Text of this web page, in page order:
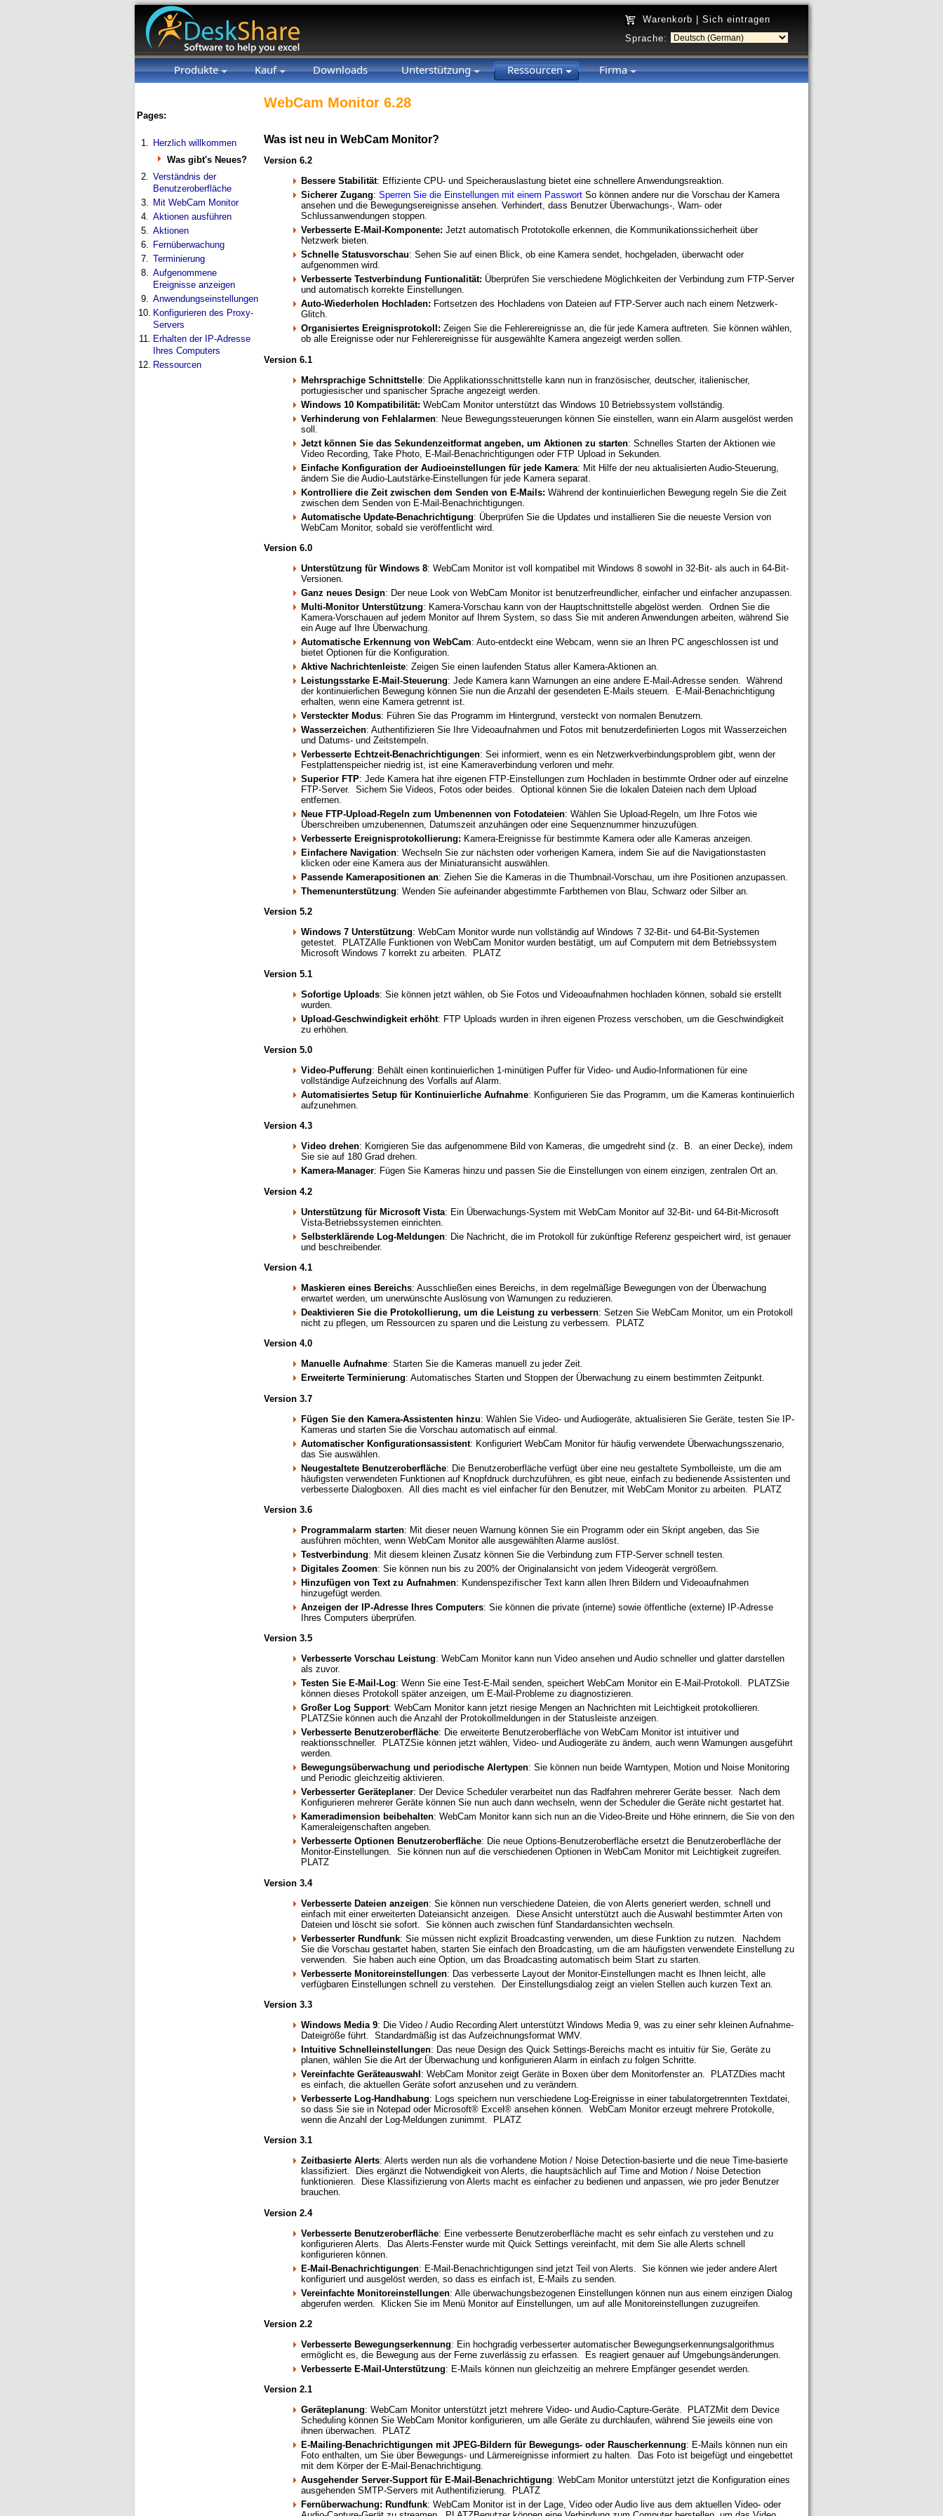
Warenkorb
Sich eintragen
Sprache:
Produkte Kauf Downloads Unterstützung Ressourcen Firma
Pages:
1. Herzlich willkommen
Was gibt's Neues?
2. Verständnis der
Benutzeroberfläche
3. Mit WebCam Monitor
4. Aktionen ausführen
5. Aktionen
6. Fernüberwachung
7. Terminierung
8. Aufgenommene
Ereignisse anzeigen
9. Anwendungseinstellungen
10. Konfigurieren des Proxy-
Servers
11. Erhalten der IP-Adresse
Ihres Computers
12. Ressourcen
WebCam Monitor 6.28
Was ist neu in WebCam Monitor?
Version 6.2
Bessere Stabilität: Effiziente CPU- und Speicherauslastung bietet eine schnellere Anwendungsreaktion.
Sicherer Zugang: Sperren Sie die Einstellungen mit einem Passwort So können andere nur die Vorschau der Kamera
ansehen und die Bewegungsereignisse ansehen. Verhindert, dass Benutzer Überwachungs-, Warn- oder
Schlussanwendungen stoppen.
Verbesserte E-Mail-Komponente: Jetzt automatisch Prototokolle erkennen, die Kommunikationssicherheit über
Netzwerk bieten.
Schnelle Statusvorschau: Sehen Sie auf einen Blick, ob eine Kamera sendet, hochgeladen, überwacht oder
aufgenommen wird.
Verbesserte Testverbindung Funtionalität: Überprüfen Sie verschiedene Möglichkeiten der Verbindung zum FTP-Server
und automatisch korrekte Einstellungen.
Auto-Wiederholen Hochladen: Fortsetzen des Hochladens von Dateien auf FTP-Server auch nach einem Netzwerk-
Glitch.
Organisiertes Ereignisprotokoll: Zeigen Sie die Fehlerereignisse an, die für jede Kamera auftreten. Sie können wählen,
ob alle Ereignisse oder nur Fehlerereignisse für ausgewählte Kamera angezeigt werden sollen.
Version 6.1
Mehrsprachige Schnittstelle: Die Applikationsschnittstelle kann nun in französischer, deutscher, italienischer,
portugiesischer und spanischer Sprache angezeigt werden.
Windows 10 Kompatibilität: WebCam Monitor unterstützt das Windows 10 Betriebssystem vollständig.
Verhinderung von Fehlalarmen: Neue Bewegungssteuerungen können Sie einstellen, wann ein Alarm ausgelöst werden
soll.
Jetzt können Sie das Sekundenzeitformat angeben, um Aktionen zu starten: Schnelles Starten der Aktionen wie
Video Recording, Take Photo, E-Mail-Benachrichtigungen oder FTP Upload in Sekunden.
Einfache Konfiguration der Audioeinstellungen für jede Kamera: Mit Hilfe der neu aktualisierten Audio-Steuerung,
ändern Sie die Audio-Lautstärke-Einstellungen für jede Kamera separat.
Kontrolliere die Zeit zwischen dem Senden von E-Mails: Während der kontinuierlichen Bewegung regeln Sie die Zeit
zwischen dem Senden von E-Mail-Benachrichtigungen.
Automatische Update-Benachrichtigung: Überprüfen Sie die Updates und installieren Sie die neueste Version von
WebCam Monitor, sobald sie veröffentlicht wird.
Version 6.0
Unterstützung für Windows 8: WebCam Monitor ist voll kompatibel mit Windows 8 sowohl in 32-Bit- als auch in 64-Bit-
Versionen.
Ganz neues Design: Der neue Look von WebCam Monitor ist benutzerfreundlicher, einfacher und einfacher anzupassen.
Multi-Monitor Unterstützung: Kamera-Vorschau kann von der Hauptschnittstelle abgelöst werden. Ordnen Sie die
Kamera-Vorschauen auf jedem Monitor auf Ihrem System, so dass Sie mit anderen Anwendungen arbeiten, während Sie
ein Auge auf Ihre Überwachung.
Automatische Erkennung von WebCam: Auto-entdeckt eine Webcam, wenn sie an Ihren PC angeschlossen ist und
bietet Optionen für die Konfiguration.
Aktive Nachrichtenleiste: Zeigen Sie einen laufenden Status aller Kamera-Aktionen an.
Leistungsstarke E-Mail-Steuerung: Jede Kamera kann Warnungen an eine andere E-Mail-Adresse senden. Während
der kontinuierlichen Bewegung können Sie nun die Anzahl der gesendeten E-Mails steuern. E-Mail-Benachrichtigung
erhalten, wenn eine Kamera getrennt ist.
Versteckter Modus: Führen Sie das Programm im Hintergrund, versteckt von normalen Benutzern.
Wasserzeichen: Authentifizieren Sie Ihre Videoaufnahmen und Fotos mit benutzerdefinierten Logos mit Wasserzeichen
und Datums- und Zeitstempeln.
Verbesserte Echtzeit-Benachrichtigungen: Sei informiert, wenn es ein Netzwerkverbindungsproblem gibt, wenn der
Festplattenspeicher niedrig ist, ist eine Kameraverbindung verloren und mehr.
Superior FTP: Jede Kamera hat ihre eigenen FTP-Einstellungen zum Hochladen in bestimmte Ordner oder auf einzelne
FTP-Server. Sichern Sie Videos, Fotos oder beides. Optional können Sie die lokalen Dateien nach dem Upload
entfernen.
Neue FTP-Upload-Regeln zum Umbenennen von Fotodateien: Wählen Sie Upload-Regeln, um Ihre Fotos wie
Überschreiben umzubenennen, Datumszeit anzuhängen oder eine Sequenznummer hinzuzufügen.
Verbesserte Ereignisprotokollierung: Kamera-Ereignisse für bestimmte Kamera oder alle Kameras anzeigen.
Einfachere Navigation: Wechseln Sie zur nächsten oder vorherigen Kamera, indem Sie auf die Navigationstasten
klicken oder eine Kamera aus der Miniaturansicht auswählen.
Passende Kamerapositionen an: Ziehen Sie die Kameras in die Thumbnail-Vorschau, um ihre Positionen anzupassen.
Themenunterstützung: Wenden Sie aufeinander abgestimmte Farbthemen von Blau, Schwarz oder Silber an.
Version 5.2
Windows 7 Unterstützung: WebCam Monitor wurde nun vollständig auf Windows 7 32-Bit- und 64-Bit-Systemen
getestet. PLATZAlle Funktionen von WebCam Monitor wurden bestätigt, um auf Computern mit dem Betriebssystem
Microsoft Windows 7 korrekt zu arbeiten. PLATZ
Version 5.1
Sofortige Uploads: Sie können jetzt wählen, ob Sie Fotos und Videoaufnahmen hochladen können, sobald sie erstellt
wurden.
Upload-Geschwindigkeit erhöht: FTP Uploads wurden in ihren eigenen Prozess verschoben, um die Geschwindigkeit
zu erhöhen.
Version 5.0
Video-Pufferung: Behält einen kontinuierlichen 1-minütigen Puffer für Video- und Audio-Informationen für eine
vollständige Aufzeichnung des Vorfalls auf Alarm.
Automatisiertes Setup für Kontinuierliche Aufnahme: Konfigurieren Sie das Programm, um die Kameras kontinuierlich
aufzunehmen.
Version 4.3
Video drehen: Korrigieren Sie das aufgenommene Bild von Kameras, die umgedreht sind (z. B. an einer Decke), indem
Sie sie auf 180 Grad drehen.
Kamera-Manager: Fügen Sie Kameras hinzu und passen Sie die Einstellungen von einem einzigen, zentralen Ort an.
Version 4.2
Unterstützung für Microsoft Vista: Ein Überwachungs-System mit WebCam Monitor auf 32-Bit- und 64-Bit-Microsoft
Vista-Betriebssystemen einrichten.
Selbsterklärende Log-Meldungen: Die Nachricht, die im Protokoll für zukünftige Referenz gespeichert wird, ist genauer
und beschreibender.
Version 4.1
Maskieren eines Bereichs: Ausschließen eines Bereichs, in dem regelmäßige Bewegungen von der Überwachung
erwartet werden, um unerwünschte Auslösung von Warnungen zu reduzieren.
Deaktivieren Sie die Protokollierung, um die Leistung zu verbessern: Setzen Sie WebCam Monitor, um ein Protokoll
nicht zu pflegen, um Ressourcen zu sparen und die Leistung zu verbessern. PLATZ
Version 4.0
Manuelle Aufnahme: Starten Sie die Kameras manuell zu jeder Zeit.
Erweiterte Terminierung: Automatisches Starten und Stoppen der Überwachung zu einem bestimmten Zeitpunkt.
Version 3.7
Fügen Sie den Kamera-Assistenten hinzu: Wählen Sie Video- und Audiogeräte, aktualisieren Sie Geräte, testen Sie IP-
Kameras und starten Sie die Vorschau automatisch auf einmal.
Automatischer Konfigurationsassistent: Konfiguriert WebCam Monitor für häufig verwendete Überwachungsszenario,
das Sie auswählen.
Neugestaltete Benutzeroberfläche: Die Benutzeroberfläche verfügt über eine neu gestaltete Symbolleiste, um die am
häufigsten verwendeten Funktionen auf Knopfdruck durchzuführen, es gibt neue, einfach zu bedienende Assistenten und
verbesserte Dialogboxen. All dies macht es viel einfacher für den Benutzer, mit WebCam Monitor zu arbeiten. PLATZ
Version 3.6
Programmalarm starten: Mit dieser neuen Warnung können Sie ein Programm oder ein Skript angeben, das Sie
ausführen möchten, wenn WebCam Monitor alle ausgewählten Alarme auslöst.
Testverbindung: Mit diesem kleinen Zusatz können Sie die Verbindung zum FTP-Server schnell testen.
Digitales Zoomen: Sie können nun bis zu 200% der Originalansicht von jedem Videogerät vergrößern.
Hinzufügen von Text zu Aufnahmen: Kundenspezifischer Text kann allen Ihren Bildern und Videoaufnahmen
hinzugefügt werden.
Anzeigen der IP-Adresse Ihres Computers: Sie können die private (interne) sowie öffentliche (externe) IP-Adresse
Ihres Computers überprüfen.
Version 3.5
Verbesserte Vorschau Leistung: WebCam Monitor kann nun Video ansehen und Audio schneller und glatter darstellen
als zuvor.
Testen Sie E-Mail-Log: Wenn Sie eine Test-E-Mail senden, speichert WebCam Monitor ein E-Mail-Protokoll. PLATZSie
können dieses Protokoll später anzeigen, um E-Mail-Probleme zu diagnostizieren.
Großer Log Support: WebCam Monitor kann jetzt riesige Mengen an Nachrichten mit Leichtigkeit protokollieren.
PLATZSie können auch die Anzahl der Protokollmeldungen in der Statusleiste anzeigen.
Verbesserte Benutzeroberfläche: Die erweiterte Benutzeroberfläche von WebCam Monitor ist intuitiver und
reaktionsschneller. PLATZSie können jetzt wählen, Video- und Audiogeräte zu ändern, auch wenn Warnungen ausgeführt
werden.
Bewegungsüberwachung und periodische Alertypen: Sie können nun beide Warntypen, Motion und Noise Monitoring
und Periodic gleichzeitig aktivieren.
Verbesserter Geräteplaner: Der Device Scheduler verarbeitet nun das Radfahren mehrerer Geräte besser. Nach dem
Konfigurieren mehrerer Geräte können Sie nun auch dann wechseln, wenn der Scheduler die Geräte nicht gestartet hat.
Kameradimension beibehalten: WebCam Monitor kann sich nun an die Video-Breite und Höhe erinnern, die Sie von den
Kameraleigenschaften angeben.
Verbesserte Optionen Benutzeroberfläche: Die neue Options-Benutzeroberfläche ersetzt die Benutzeroberfläche der
Monitor-Einstellungen. Sie können nun auf die verschiedenen Optionen in WebCam Monitor mit Leichtigkeit zugreifen.
PLATZ
Version 3.4
Verbesserte Dateien anzeigen: Sie können nun verschiedene Dateien, die von Alerts generiert werden, schnell und
einfach mit einer erweiterten Dateiansicht anzeigen. Diese Ansicht unterstützt auch die Auswahl bestimmter Arten von
Dateien und löscht sie sofort. Sie können auch zwischen fünf Standardansichten wechseln.
Verbesserter Rundfunk: Sie müssen nicht explizit Broadcasting verwenden, um diese Funktion zu nutzen. Nachdem
Sie die Vorschau gestartet haben, starten Sie einfach den Broadcasting, um die am häufigsten verwendete Einstellung zu
verwenden. Sie haben auch eine Option, um das Broadcasting automatisch beim Start zu starten.
Verbesserte Monitoreinstellungen: Das verbesserte Layout der Monitor-Einstellungen macht es Ihnen leicht, alle
verfügbaren Einstellungen schnell zu verstehen. Der Einstellungsdialog zeigt an vielen Stellen auch kurzen Text an.
Version 3.3
Windows Media 9: Die Video / Audio Recording Alert unterstützt Windows Media 9, was zu einer sehr kleinen Aufnahme-
Dateigröße führt. Standardmäßig ist das Aufzeichnungsformat WMV.
Intuitive Schnelleinstellungen: Das neue Design des Quick Settings-Bereichs macht es intuitiv für Sie, Geräte zu
planen, wählen Sie die Art der Überwachung und konfigurieren Alarm in einfach zu folgen Schritte.
Vereinfachte Geräteauswahl : WebCam Monitor zeigt Geräte in Boxen über dem Monitorfenster an. PLATZDies macht
es einfach, die aktuellen Geräte sofort anzusehen und zu verändern.
Verbesserte Log-Handhabung: Logs speichern nun verschiedene Log-Ereignisse in einer tabulatorgetrennten Textdatei,
so dass Sie sie in Notepad oder Microsoft® Excel® ansehen können. WebCam Monitor erzeugt mehrere Protokolle,
wenn die Anzahl der Log-Meldungen zunimmt. PLATZ
Version 3.1
Zeitbasierte Alerts: Alerts werden nun als die vorhandene Motion / Noise Detection-basierte und die neue Time-basierte
klassifiziert. Dies ergänzt die Notwendigkeit von Alerts, die hauptsächlich auf Time and Motion / Noise Detection
funktionieren. Diese Klassifizierung von Alerts macht es einfacher zu bedienen und anpassen, wie pro jeder Benutzer
brauchen.
Version 2.4
Verbesserte Benutzeroberfläche: Eine verbesserte Benutzeroberfläche macht es sehr einfach zu verstehen und zu
konfigurieren Alerts. Das Alerts-Fenster wurde mit Quick Settings vereinfacht, mit dem Sie alle Alerts schnell
konfigurieren können.
E-Mail-Benachrichtigungen: E-Mail-Benachrichtigungen sind jetzt Teil von Alerts. Sie können wie jeder andere Alert
konfiguriert und ausgelöst werden, so dass es einfach ist, E-Mails zu senden.
Vereinfachte Monitoreinstellungen: Alle überwachungsbezogenen Einstellungen können nun aus einem einzigen Dialog
abgerufen werden. Klicken Sie im Menü Monitor auf Einstellungen, um auf alle Monitoreinstellungen zuzugreifen.
Version 2.2
Verbesserte Bewegungserkennung: Ein hochgradig verbesserter automatischer Bewegungserkennungsalgorithmus
ermöglicht es, die Bewegung aus der Ferne zuverlässig zu erfassen. Es reagiert genauer auf Umgebungsänderungen.
Verbesserte E-Mail-Unterstützung: E-Mails können nun gleichzeitig an mehrere Empfänger gesendet werden.
Version 2.1
Geräteplanung: WebCam Monitor unterstützt jetzt mehrere Video- und Audio-Capture-Geräte. PLATZMit dem Device
Scheduling können Sie WebCam Monitor konfigurieren, um alle Geräte zu durchlaufen, während Sie jeweils eine von
ihnen überwachen. PLATZ
E-Mailing-Benachrichtigungen mit JPEG-Bildern für Bewegungs- oder Rauscherkennung: E-Mails können nun ein
Foto enthalten, um Sie über Bewegungs- und Lärmereignisse informiert zu halten. Das Foto ist beigefügt und eingebettet
mit dem Körper der E-Mail-Benachrichtigung.
Ausgehender Server-Support für E-Mail-Benachrichtigung: WebCam Monitor unterstützt jetzt die Konfiguration eines
ausgehenden SMTP-Servers mit Authentifizierung. PLATZ
Fernüberwachung: Rundfunk: WebCam Monitor ist in der Lage, Video oder Audio live aus dem aktuellen Video- oder